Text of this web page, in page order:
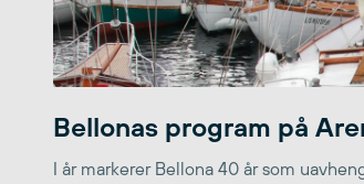
Bellonas program på
I år markerer Bellona 40 år som